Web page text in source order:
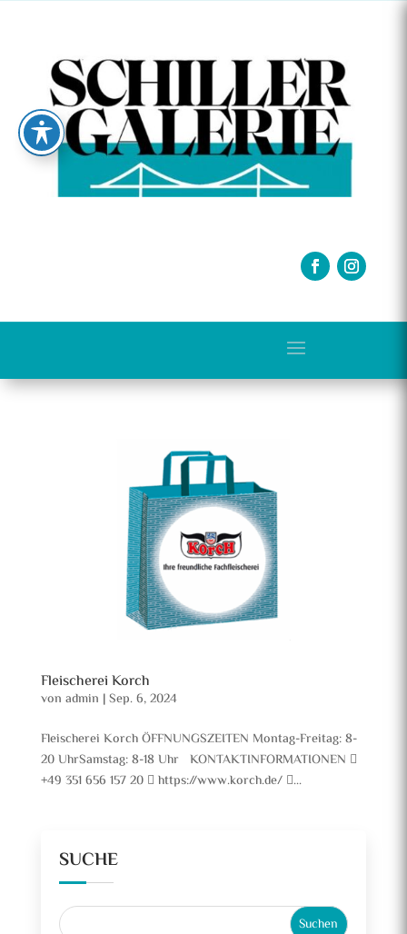
Fleischerei Korch
von admin |Sep. 6, 2024
Fleischerei Korch ÖFFNUNGSZEITEN Montag-Freitag: 8-
20 UhrSamstag: 8-18 Uhr KONTAKTINFORMATIONEN 
+49 351 656 157 20  https://www.korch.de/ ...
SUCHE